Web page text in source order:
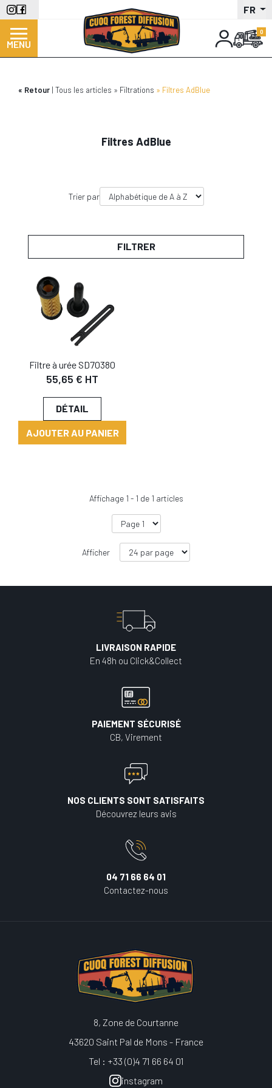
Aller
au
contenu
principal
FR
MENU
Retour Tous les articles Filtrations Filtres AdBlue
Filtres AdBlue
Trier par
FILTRER
Filtre à urée SD70380
55,65 € HT
DÉTAIL
AJOUTER AU PANIER
Affichage 1 - 1 de 1 articles
Afficher
LIVRAISON RAPIDE
En 48h ou Click&Collect
PAIEMENT SÉCURISÉ
CB, Virement
NOS CLIENTS SONT SATISFAITS
Découvrez leurs avis
04 71 66 64 01
Contactez-nous
8, Zone de Courtanne
43620 Saint Pal de Mons - France
Tel : +33 (0)4 71 66 64 01
instagram